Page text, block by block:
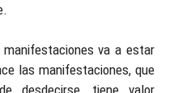
va a estar
las manifestaciones, que